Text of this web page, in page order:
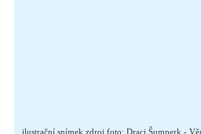
ilustrační snímek zdroj foto: Draci Šumperk -